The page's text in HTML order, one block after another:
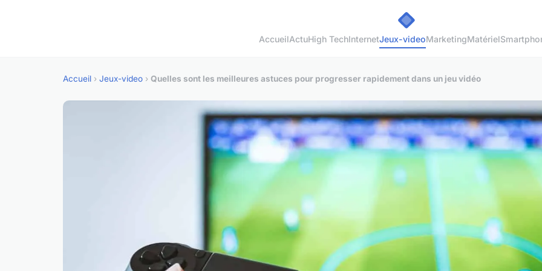
AccueilActuHigh TechInternetJeux-videoMarketingMatériel
Accueil › Jeux-video › Quelles sont les meilleures astuces pour progresser rapidement dans un jeu vidéo